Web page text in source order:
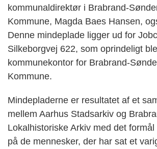
kommunaldirektør i Brabrand-
Kommune, Magda Baes Hansen,
Denne mindeplade ligger ud for
Silkeborgvej 622, som oprindeligt
kommunekontor for Brabrand-
Kommune.
Mindepladerne er resultatet af et
mellem Aarhus Stadsarkiv og
Lokalhistoriske Arkiv med det
på de mennesker, der har sat et